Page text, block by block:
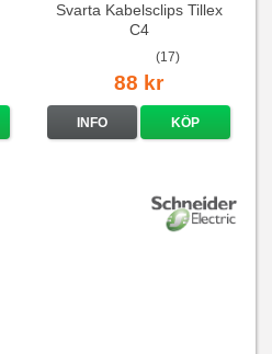
Svarta Kabelsclips Tillex
C4
(17)
88 kr
INFO KÖP